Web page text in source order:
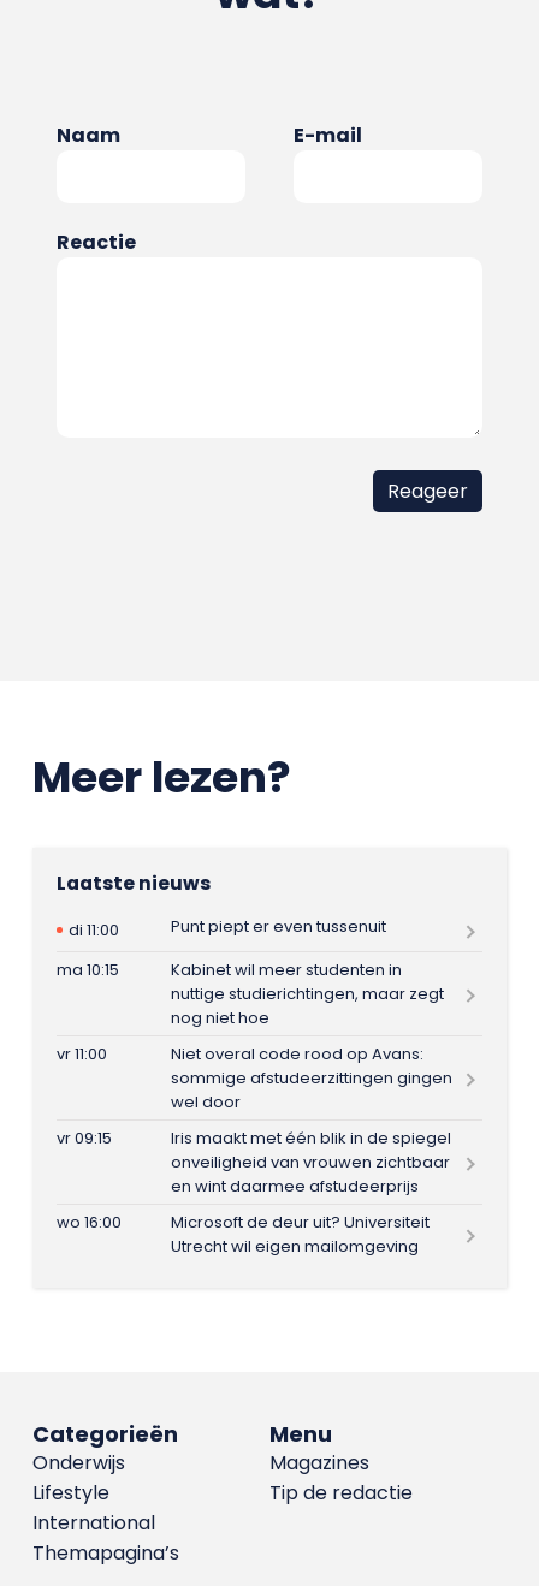
Naam E-mail
Reactie
Meer lezen?
Laatste nieuws
di 11:00
Punt piept er even tussenuit
ma 10:15
Kabinet wil meer studenten in
nuttige studierichtingen, maar zegt
nog niet hoe
vr 11:00
Niet overal code rood op Avans:
sommige afstudeerzittingen gingen
wel door
vr 09:15
Iris maakt met één blik in de spiegel
onveiligheid van vrouwen zichtbaar
en wint daarmee afstudeerprijs
wo 16:00
Microsoft de deur uit? Universiteit
Utrecht wil eigen mailomgeving
Menu
Magazines
Tip de redactie
Categorieën
Onderwijs
Lifestyle
International
Themapagina’s